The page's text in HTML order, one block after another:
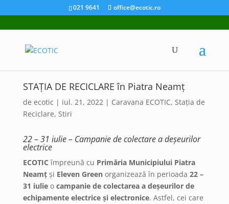
021 9641 office@ecotic.ro
STAȚIA DE RECICLARE în Piatra Neamț
de ecotic | iul. 21, 2022| Caravana ECOTIC, Stația de
Reciclare, Stiri
22 – 31 iulie – Campanie de colectare a deșeurilor
electrice
ECOTIC împreună cu Primăria Municipiului Piatra
Neamțși Eleven Greenorganizează în perioada 22 –
31 iulieo campanie de colectarea a deșeurilor de
echipamente electrice și electronice. Astfel, cei care